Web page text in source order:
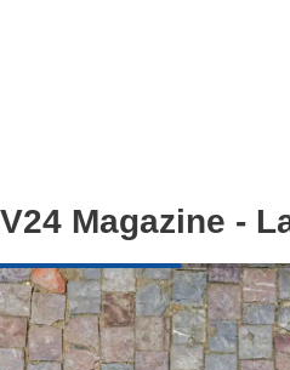
V24 Magazine -